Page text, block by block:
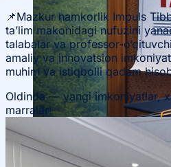
📌Mazkur hamkorlik Impuls
ta’lim makonidagi nufuzini
talabalar va professor-
amaliy va innovatsion
muhim va istiqbolli qadam
Oldinda — yangi imkoniyatlar,
marralar!